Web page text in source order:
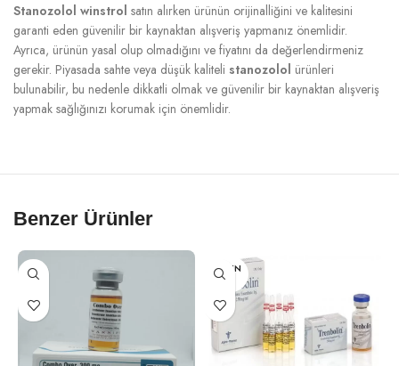
Stanozolol winstrol satın alırken ürünün orijinalliğini ve kalitesini
garanti eden güvenilir bir kaynaktan alışveriş yapmanız önemlidir.
Ayrıca, ürünün yasal olup olmadığını ve fiyatını da değerlendirmeniz
gerekir. Piyasada sahte veya düşük kaliteli stanozolol ürünleri
bulunabilir, bu nedenle dikkatli olmak ve güvenilir bir kaynaktan alışveriş
yapmak sağlığınızı korumak için önemlidir.
Benzer Ürünler
TÜKEN
DI